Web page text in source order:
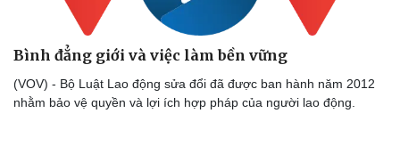
Bình đẳng giới và việc làm bền vững
(VOV) - Bộ Luật Lao động sửa đổi đã được ban hành năm 2012
nhằm bảo vệ quyền và lợi ích hợp pháp của người lao động.